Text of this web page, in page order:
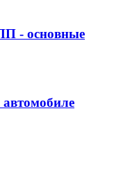
- основные